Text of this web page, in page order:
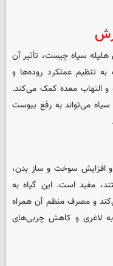
سیاه چیست، تأثیر آن
تنظیم عملکرد روده‌ها و
و التهاب معده کمک می‌کند.
می‌تواند به رفع یبوست
و افزایش سوخت و ساز بدن،
مفید است. این گیاه به
و مصرف منظم آن همراه
لاغری و کاهش چربی‌های